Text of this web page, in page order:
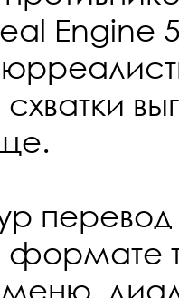
Engine
перевод
формате